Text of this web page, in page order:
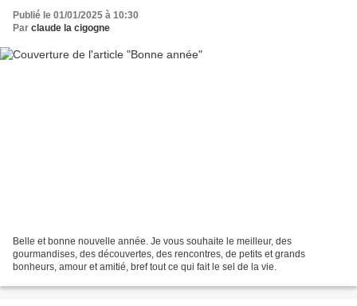
Publié le 01/01/2025 à 10:30
Par claude la cigogne
Belle et bonne nouvelle année. Je vous souhaite le meilleur, des
gourmandises, des découvertes, des rencontres, de petits et grands
bonheurs, amour et amitié, bref tout ce qui fait le sel de la vie.